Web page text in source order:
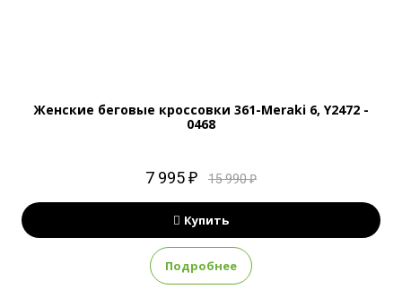
Женские беговые кроссовки 361-Meraki 6, Y2472 -
0468
7 995 ₽ 15 990 ₽
Купить
Подробнее